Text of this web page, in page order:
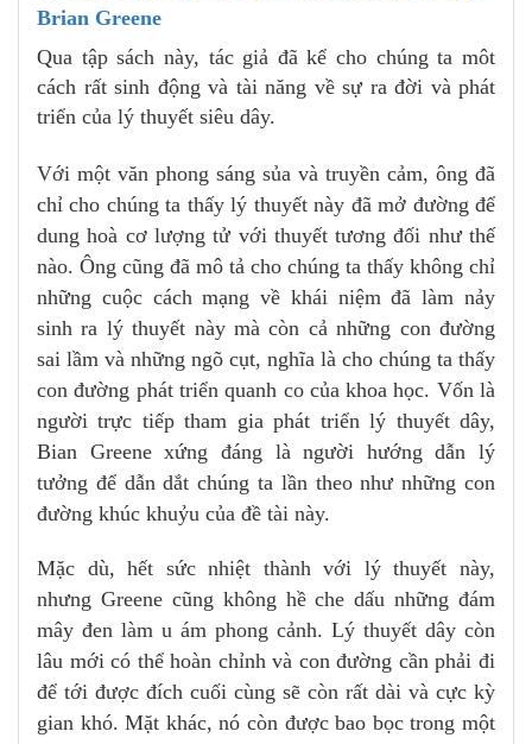
Brian Greene
Qua tập sách này, tác giả đã kể cho chúng ta môt
cách rất sinh động và tài năng về sự ra đời và phát
triển của lý thuyết siêu dây.
Với một văn phong sáng sủa và truyền cảm, ông đã
chỉ cho chúng ta thấy lý thuyết này đã mở đường để
dung hoà cơ lượng tử với thuyết tương đối như thế
nào. Ông cũng đã mô tả cho chúng ta thấy không chỉ
những cuộc cách mạng về khái niệm đã làm nảy
sinh ra lý thuyết này mà còn cả những con đường
sai lầm và những ngõ cụt, nghĩa là cho chúng ta thấy
con đường phát triển quanh co của khoa học. Vốn là
người trực tiếp tham gia phát triển lý thuyết dây,
Bian Greene xứng đáng là người hướng dẫn lý
tưởng để dẫn dắt chúng ta lần theo như những con
đường khúc khuỷu của đề tài này.
Mặc dù, hết sức nhiệt thành với lý thuyết này,
nhưng Greene cũng không hề che dấu những đám
mây đen làm u ám phong cảnh. Lý thuyết dây còn
lâu mới có thể hoàn chỉnh và con đường cần phải đi
để tới được đích cuối cùng sẽ còn rất dài và cực kỳ
gian khó. Mặt khác, nó còn được bao bọc trong một